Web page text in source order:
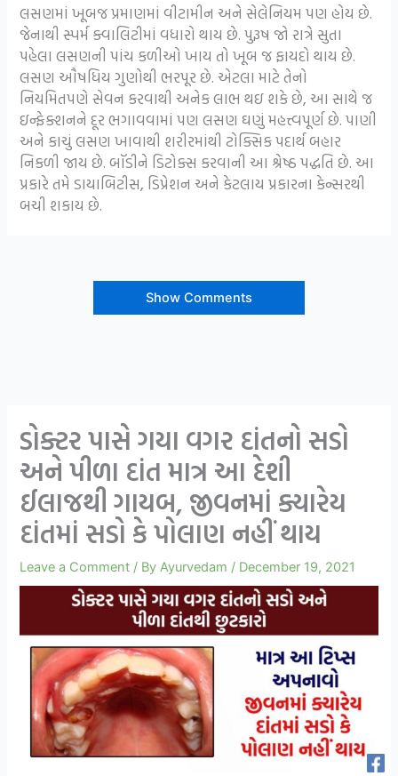
લસણમાં ખૂબજ પ્રમાણમાં વીટામીન અને સેલેનિયમ પણ હોય છે.
જેનાથી સ્પર્મ ક્વાલિટીમાં વધારો થાય છે. પુરૂષ જો રાત્રે સુતા
પહેલા લસણની પાંચ કળીઓ ખાય તો ખૂબ જ ફાયદો થાય છે.
લસણ ઔષધિય ગુણોથી ભરપૂર છે. એટલા માટે તેનો
નિયમિતપણે સેવન કરવાથી અનેક લાભ થઇ શકે છે, આ સાથે જ
ઇન્ફેક્શનને દૂર ભગાવવામાં પણ લસણ ઘણું મહત્ત્વપૂર્ણ છે. પાણી
અને કાચું લસણ ખાવાથી શરીરમાંથી ટોક્સિક પદાર્થ બહાર
નિકળી જાય છે. બૉડીને ડિટોક્સ કરવાની આ શ્રેષ્ઠ પદ્ધતિ છે. આ
પ્રકારે તમે ડાયાબિટીસ, ડિપ્રેશન અને કેટલાય પ્રકારના કેન્સરથી
બચી શકાય છે.
Show Comments
ડોક્ટર પાસે ગયા વગર દાંતનો સડો
અને પીળા દાંત માત્ર આ દેશી
ઈલાજથી ગાયબ, જીવનમાં ક્યારેય
દાંતમાં સડો કે પોલાણ નહીં થાય
Leave a Comment / ByAyurvedam / December 19, 2021